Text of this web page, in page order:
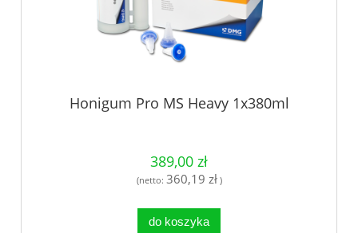
Honigum Pro MS Heavy 1x380ml
389,00 zł
(netto: 360,19 zł)
do koszyka